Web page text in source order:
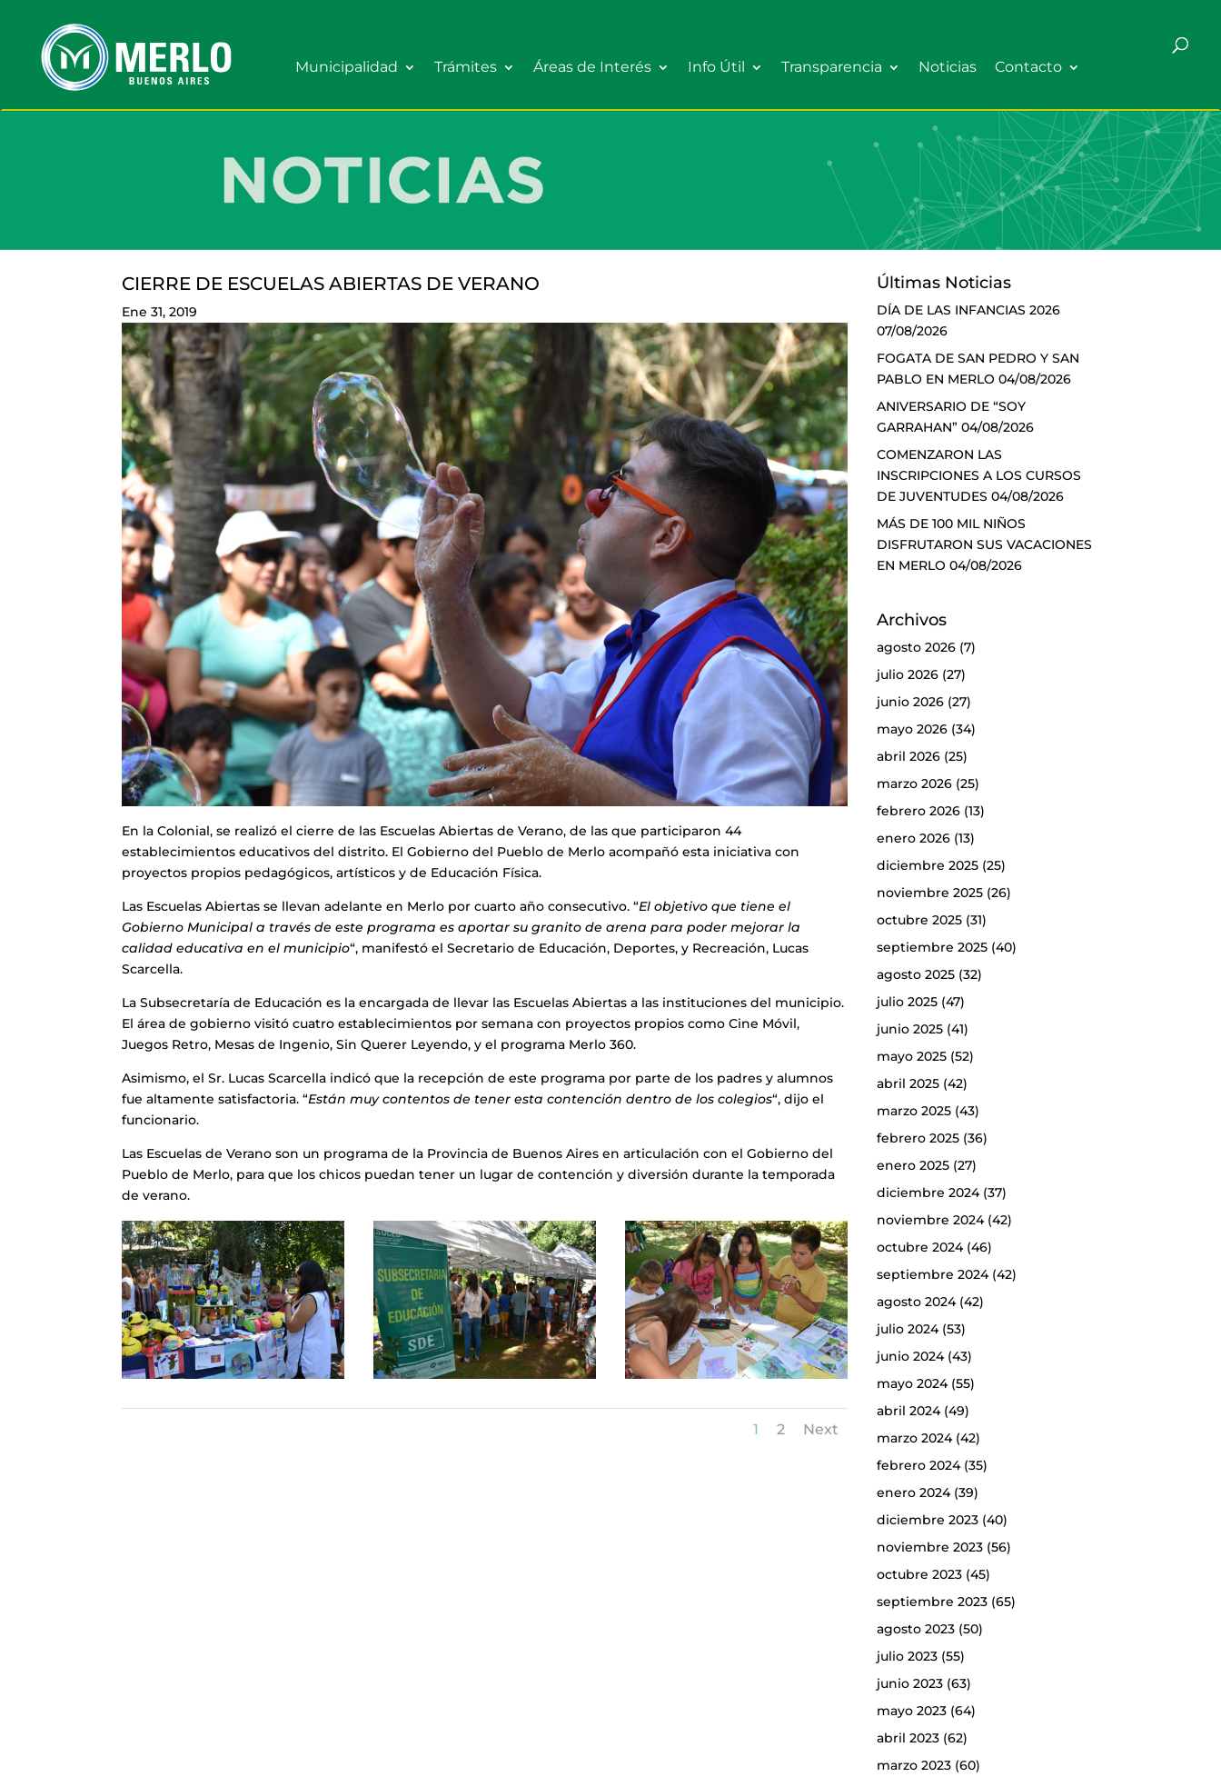
Municipalidad Trámites Áreas de Interés Info Útil Transparencia Noticias Contacto
CIERRE DE ESCUELAS ABIERTAS DE VERANO
Ene 31, 2019
En la Colonial, se realizó el cierre de las Escuelas Abiertas de Verano, de las que participaron 44
establecimientos educativos del distrito. El Gobierno del Pueblo de Merlo acompañó esta iniciativa con
proyectos propios pedagógicos, artísticos y de Educación Física.
Las Escuelas Abiertas se llevan adelante en Merlo por cuarto año consecutivo. “El objetivo que tiene el
Gobierno Municipal a través de este programa es aportar su granito de arena para poder mejorar la
calidad educativa en el municipio“, manifestó el Secretario de Educación, Deportes, y Recreación, Lucas
Scarcella.
La Subsecretaría de Educación es la encargada de llevar las Escuelas Abiertas a las instituciones del municipio.
El área de gobierno visitó cuatro establecimientos por semana con proyectos propios como Cine Móvil,
Juegos Retro, Mesas de Ingenio, Sin Querer Leyendo, y el programa Merlo 360.
Asimismo, el Sr. Lucas Scarcella indicó que la recepción de este programa por parte de los padres y alumnos
fue altamente satisfactoria. “Están muy contentos de tener esta contención dentro de los colegios“, dijo el
funcionario.
Las Escuelas de Verano son un programa de la Provincia de Buenos Aires en articulación con el Gobierno del
Pueblo de Merlo, para que los chicos puedan tener un lugar de contención y diversión durante la temporada
de verano.
1 2 Next
Últimas Noticias
DÍA DE LAS INFANCIAS 2026
07/08/2026
FOGATA DE SAN PEDRO Y SAN
PABLO EN MERLO 04/08/2026
ANIVERSARIO DE “SOY
GARRAHAN” 04/08/2026
COMENZARON LAS
INSCRIPCIONES A LOS CURSOS
DE JUVENTUDES 04/08/2026
MÁS DE 100 MIL NIÑOS
DISFRUTARON SUS VACACIONES
EN MERLO 04/08/2026
Archivos
agosto 2026(7)
julio 2026(27)
junio 2026(27)
mayo 2026(34)
abril 2026(25)
marzo 2026(25)
febrero 2026(13)
enero 2026(13)
diciembre 2025(25)
noviembre 2025(26)
octubre 2025(31)
septiembre 2025(40)
agosto 2025(32)
julio 2025(47)
junio 2025(41)
mayo 2025(52)
abril 2025(42)
marzo 2025(43)
febrero 2025(36)
enero 2025(27)
diciembre 2024(37)
noviembre 2024(42)
octubre 2024(46)
septiembre 2024(42)
agosto 2024(42)
julio 2024(53)
junio 2024(43)
mayo 2024(55)
abril 2024(49)
marzo 2024(42)
febrero 2024(35)
enero 2024(39)
diciembre 2023(40)
noviembre 2023(56)
octubre 2023(45)
septiembre 2023(65)
agosto 2023(50)
julio 2023(55)
junio 2023(63)
mayo 2023(64)
abril 2023(62)
marzo 2023(60)